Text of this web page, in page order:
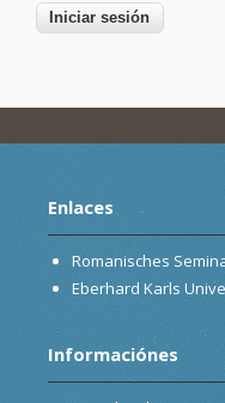
Enlaces
Romanisches
Eberhard Karls
Informaciónes